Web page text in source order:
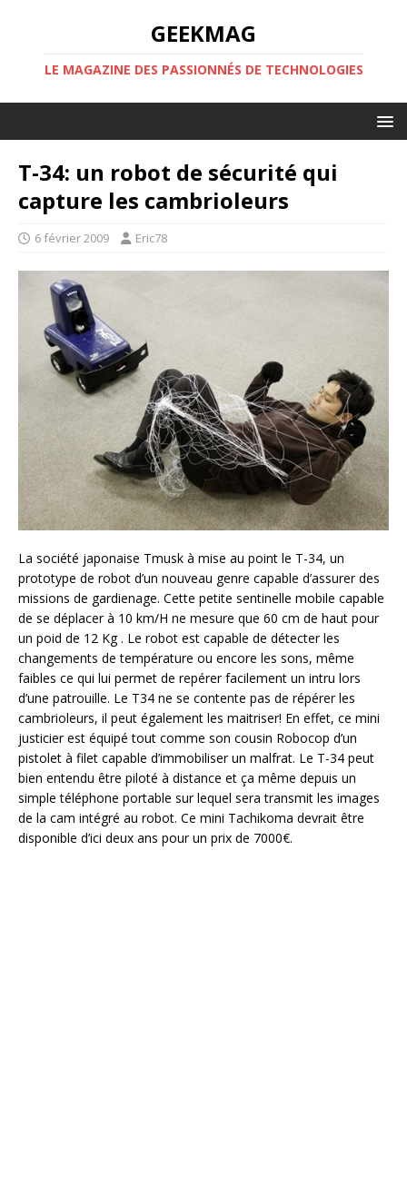
GEEKMAG
LE MAGAZINE DES PASSIONNÉS DE TECHNOLOGIES
T-34: un robot de sécurité qui
capture les cambrioleurs
6 février 2009 Eric78
La société japonaise Tmusk à mise au point le T-34, un
prototype de robot d’un nouveau genre capable d’assurer des
missions de gardienage. Cette petite sentinelle mobile capable
de se déplacer à 10 km/H ne mesure que 60 cm de haut pour
un poid de 12 Kg . Le robot est capable de détecter les
changements de température ou encore les sons, même
faibles ce qui lui permet de repérer facilement un intru lors
d’une patrouille. Le T34 ne se contente pas de répérer les
cambrioleurs, il peut également les maitriser! En effet, ce mini
justicier est équipé tout comme son cousin Robocop d’un
pistolet à filet capable d’immobiliser un malfrat. Le T-34 peut
bien entendu être piloté à distance et ça même depuis un
simple téléphone portable sur lequel sera transmit les images
de la cam intégré au robot. Ce mini Tachikoma devrait être
disponible d’ici deux ans pour un prix de 7000€.